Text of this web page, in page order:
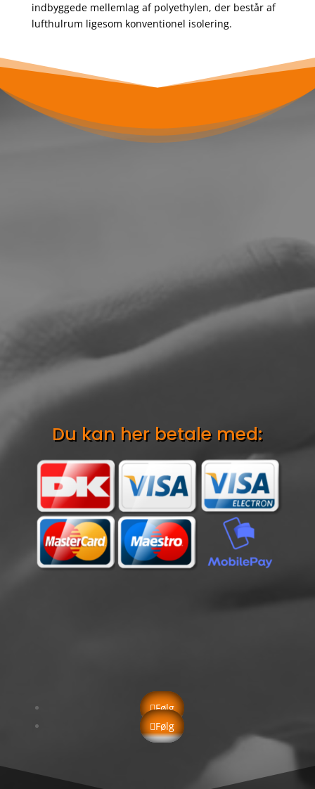
indbyggede mellemlag af polyethylen, der består af
lufthulrum ligesom konventionel isolering.
(+45) 40 78 80 33
Du kan her betale med:
Følg
Følg